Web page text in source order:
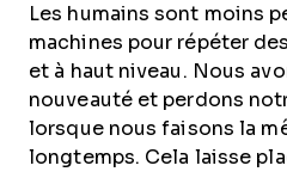
Les humains sont moins
machines pour répéter
et à haut niveau. Nous
nouveauté et perdons
lorsque nous faisons la
longtemps. Cela laisse